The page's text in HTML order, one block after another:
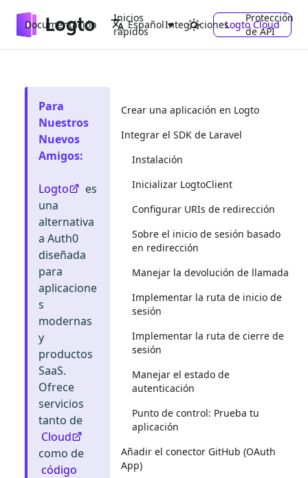
Documentación
Inicios
rápidos
Integraciones
Protección
de API
Español Logto Cloud
Para
Nuestros
Nuevos
Amigos:
Logto
es
una
alternativa
a Auth0
diseñada
para
aplicacione
s
modernas
y
productos
SaaS.
Ofrece
servicios
tanto de
Cloud
como de
código
Crear una aplicación en Logto
Integrar el SDK de Laravel
Instalación
Inicializar LogtoClient
Configurar URIs de redirección
Sobre el inicio de sesión basado
en redirección
Manejar la devolución de llamada
Implementar la ruta de inicio de
sesión
Implementar la ruta de cierre de
sesión
Manejar el estado de
autenticación
Punto de control: Prueba tu
aplicación
Añadir el conector GitHub (OAuth
App)